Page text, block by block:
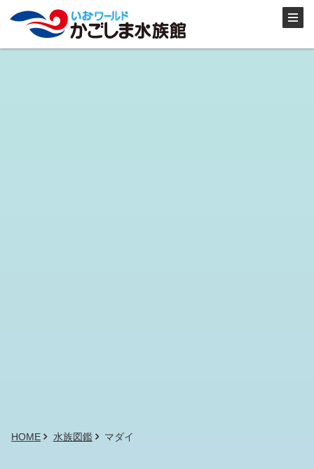
HOME 水族図鑑 マダイ